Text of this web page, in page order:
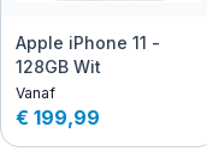
Apple iPhone 11 -
128GB Wit
Vanaf
€ 199,99